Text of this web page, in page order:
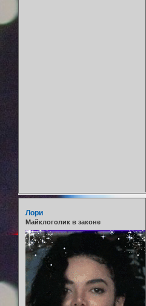
Лори
Майклоголик в законе